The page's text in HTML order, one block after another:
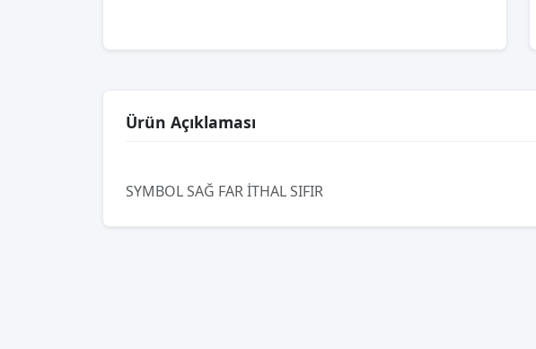
Ürün Açıklaması
SYMBOL SAĞ FAR İTHAL SIFIR